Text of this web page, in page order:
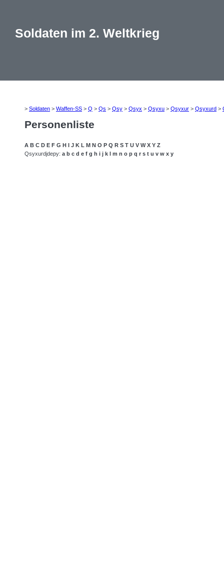
Soldaten im 2. Weltkrieg
> Soldaten > Waffen-SS > Q > Qs > Qsy > Qsyx > Qsyxu > Qsyxur > Qsyxurd >
Personenliste
A B C D E F G H I J K L M N O P Q R S T U V W X Y Z
Qsyxurdjdepy: a b c d e f g h i j k l m n o p q r s t u v w x y